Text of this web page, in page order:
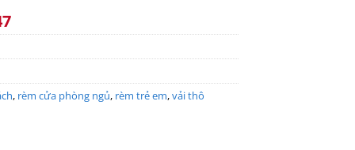
, rèm cửa phòng ngủ, rèm trẻ em,vải thô